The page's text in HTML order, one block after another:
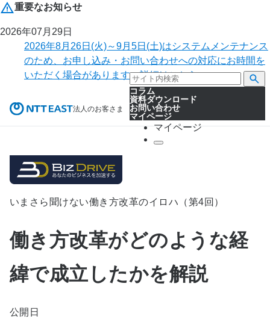
重要なお知らせ
2026年07月29日
2026年8月26日(火)～9月5日(土)はシステムメンテナンス
のため、お申し込み・お問い合わせへの対応にお時間を
いただく場合があります。詳細はこちら。
法人のお客さま
コラム
資料ダウンロード
お問い合わせ
マイページ
マイページ
いまさら聞けない働き方改革のイロハ（第4回）
働き方改革がどのような経
緯で成立したかを解説
公開日